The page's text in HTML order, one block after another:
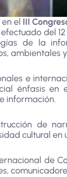
el III
del
de la
ambientales
e
énfasis
información.
de
cultural en
de